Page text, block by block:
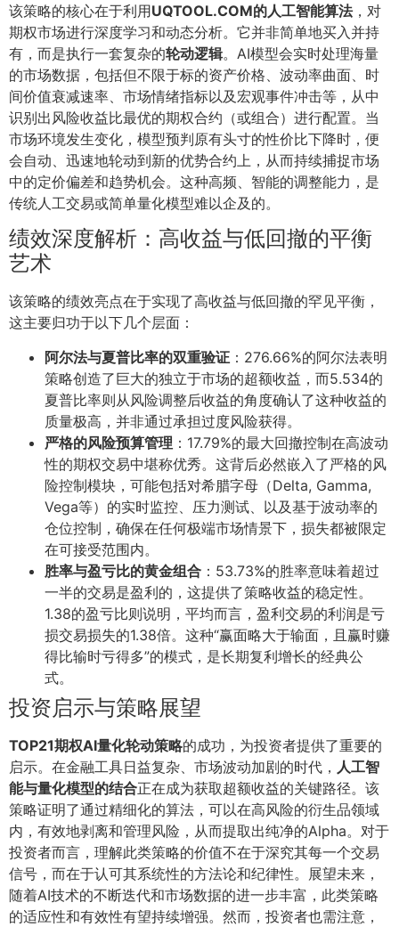
该策略的核心在于利用UQTOOL.COM的人工智能算法，对
期权市场进行深度学习和动态分析。它并非简单地买入并持
有，而是执行一套复杂的轮动逻辑。AI模型会实时处理海量
的市场数据，包括但不限于标的资产价格、波动率曲面、时
间价值衰减速率、市场情绪指标以及宏观事件冲击等，从中
识别出风险收益比最优的期权合约（或组合）进行配置。当
市场环境发生变化，模型预判原有头寸的性价比下降时，便
会自动、迅速地轮动到新的优势合约上，从而持续捕捉市场
中的定价偏差和趋势机会。这种高频、智能的调整能力，是
传统人工交易或简单量化模型难以企及的。
绩效深度解析：高收益与低回撤的平衡
艺术
该策略的绩效亮点在于实现了高收益与低回撤的罕见平衡，
这主要归功于以下几个层面：
阿尔法与夏普比率的双重验证 ：276.66%的阿尔法表明
策略创造了巨大的独立于市场的超额收益，而5.534的
夏普比率则从风险调整后收益的角度确认了这种收益的
质量极高，并非通过承担过度风险获得。
严格的风险预算管理 ：17.79%的最大回撤控制在高波动
性的期权交易中堪称优秀。这背后必然嵌入了严格的风
险控制模块，可能包括对希腊字母（Delta, Gamma,
Vega等）的实时监控、压力测试、以及基于波动率的
仓位控制，确保在任何极端市场情景下，损失都被限定
在可接受范围内。
胜率与盈亏比的黄金组合 ：53.73%的胜率意味着超过
一半的交易是盈利的，这提供了策略收益的稳定性。
1.38的盈亏比则说明，平均而言，盈利交易的利润是亏
损交易损失的1.38倍。这种“赢面略大于输面，且赢时赚
得比输时亏得多”的模式，是长期复利增长的经典公
式。
投资启示与策略展望
TOP21期权AI量化轮动策略的成功，为投资者提供了重要的
启示。在金融工具日益复杂、市场波动加剧的时代， 人工智
能与量化模型的结合正在成为获取超额收益的关键路径。该
策略证明了通过精细化的算法，可以在高风险的衍生品领域
内，有效地剥离和管理风险，从而提取出纯净的Alpha。对于
投资者而言，理解此类策略的价值不在于深究其每一个交易
信号，而在于认可其系统性的方法论和纪律性。展望未来，
随着AI技术的不断迭代和市场数据的进一步丰富，此类策略
的适应性和有效性有望持续增强。然而，投资者也需注意，